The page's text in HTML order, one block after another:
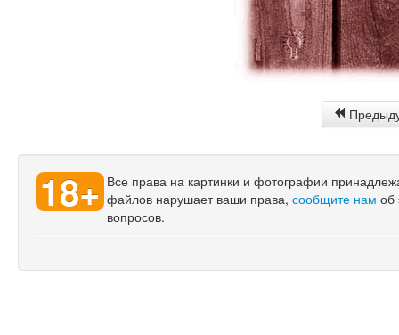
18+ Все права на картинки и фотографии
файлов нарушает ваши права, сообщите нам об
вопросов.